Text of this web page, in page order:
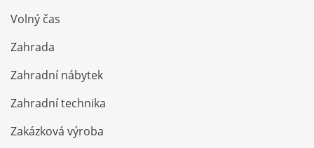
Volný čas
Zahrada
Zahradní nábytek
Zahradní technika
Zakázková výroba